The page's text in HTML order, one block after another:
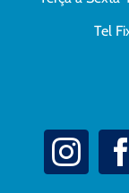
Tel